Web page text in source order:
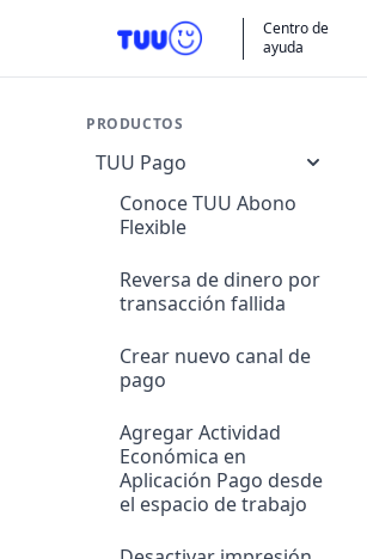
Centro de
ayuda
PRODUCTOS
TUU Pago
Conoce TUU Abono
Flexible
Reversa de dinero por
transacción fallida
Crear nuevo canal de
pago
Agregar Actividad
Económica en
Aplicación Pago desde
el espacio de trabajo